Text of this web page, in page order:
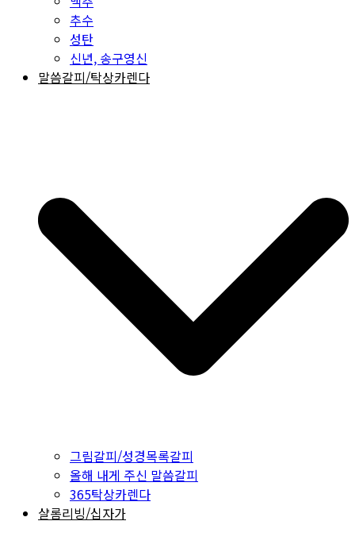
추수
성탄
신년, 송구영신
말씀갈피/탁상카렌다
그림갈피/성경목록갈피
올해 내게 주신 말씀갈피
365탁상카렌다
샬롬리빙/십자가